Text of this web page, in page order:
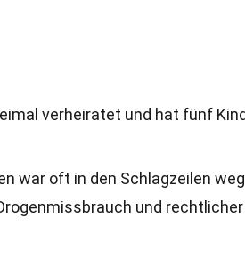
verheiratet und hat fünf
war oft in den Schlagzeilen
und